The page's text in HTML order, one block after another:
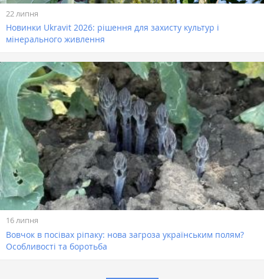
22 липня
Новинки Ukravit 2026: рішення для захисту культур і
мінерального живлення
16 липня
Вовчок в посівах ріпаку: нова загроза українським полям?
Особливості та боротьба